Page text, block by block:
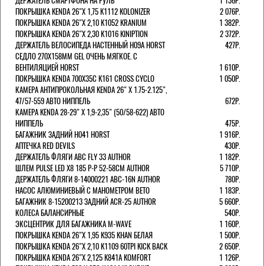
ПОКРЫШКА KENDA 26"Х 1,75 K1112 KOLONIZER
2 076Р.
ПОКРЫШКА KENDA 26"Х 2,10 K1052 KRANIUM
1 382Р.
ПОКРЫШКА KENDA 26"Х 2,30 K1016 KINIPTION
2 372Р.
ДЕРЖАТЕЛЬ ВЕЛОСИПЕДА НАСТЕННЫЙ H09A HORST
427Р.
СЕДЛО 270Х158ММ GEL ОЧЕНЬ МЯГКОЕ. С
ВЕНТИЛЯЦИЕЙ HORST
1 610Р.
ПОКРЫШКА KENDA 700Х35С K161 CROSS CYCLO
1 050Р.
КАМЕРА АНТИПРОКОЛЬНАЯ KENDA 26" Х 1.75-2.125",
47/57-559 АВТО НИППЕЛЬ
672Р.
КАМЕРА KENDA 28-29" Х 1,9-2,35" (50/58-622) АВТО
НИППЕЛЬ
475Р.
БАГАЖНИК ЗАДНИЙ H041 HORST
1 916Р.
АПТЕЧКА RED DEVILS
430Р.
ДЕРЖАТЕЛЬ ФЛЯГИ АВС FLY 33 AUTHOR
1 182Р.
ШЛЕМ PULSE LED X8 185 Р-Р 52-58СМ AUTHOR
5 710Р.
ДЕРЖАТЕЛЬ ФЛЯГИ 8-14000221 ABC-16N AUTHOR
780Р.
НАСОС АЛЮМИНИЕВЫЙ С МАНОМЕТРОМ BETO
1 183Р.
БАГАЖНИК 8-15200213 ЗАДНИЙ ACR-25 AUTHOR
5 660Р.
КОЛЕСА БАЛАНСИРНЫЕ
540Р.
ЭКСЦЕНТРИК ДЛЯ БАГАЖНИКА M-WAVE
1 160Р.
ПОКРЫШКА KENDA 26"Х 1,95 K935 KHAN БЕЛАЯ
1 500Р.
ПОКРЫШКА KENDA 26"Х 2,10 K1109 60TPI KICK BACK
2 650Р.
ПОКРЫШКА KENDA 26"Х 2,125 K841A KOMFORT
1 126Р.